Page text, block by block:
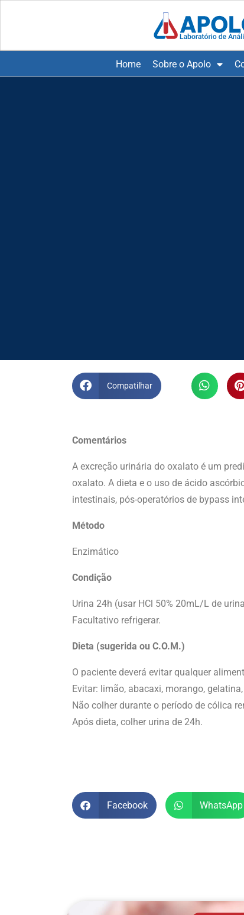
Home Sobre o Apolo
Compatilhar
Comentários
A excreção urinária do oxalato é um
oxalato. A dieta e o uso de ácido
intestinais, pós-operatórios de bypass
Método
Enzimático
Condição
Urina 24h (usar HCl 50% 20mL/L de
Facultativo refrigerar.
Dieta (sugerida ou C.O.M.)
O paciente deverá evitar qualquer
Evitar: limão, abacaxi, morango,
Não colher durante o período de cólica
Após dieta, colher urina de 24h.
Facebook WhatsApp